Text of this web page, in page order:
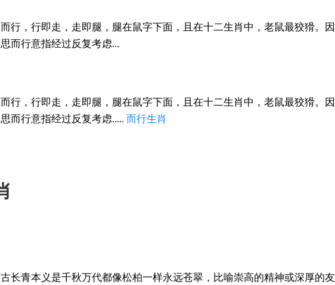
行，行即走，走即腿，腿在鼠字下面，且在十二生肖中，老鼠最狡猾。
而行意指经过反复考虑...
行，行即走，走即腿，腿在鼠字下面，且在十二生肖中，老鼠最狡猾。
而行意指经过反复考虑..... 而行生肖
长青本义是千秋万代都像松柏一样永远苍翠，比喻崇高的精神或深厚的